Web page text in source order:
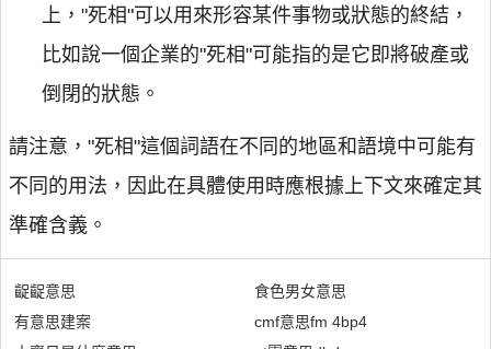
上，"死相"可以用來形容某件事物或狀態的終結，
比如說一個企業的"死相"可能指的是它即將破產或
倒閉的狀態。
請注意，"死相"這個詞語在不同的地區和語境中可能有
不同的用法，因此在具體使用時應根據上下文來確定其
準確含義。
齪齪意思
有意思建案
食色男女意思
cmf意思fm 4bp4